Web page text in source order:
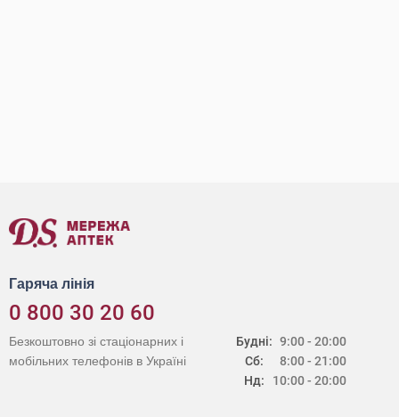
Гаряча лінія
0 800 30 20 60
Будні:
Сб:
Нд:
9:00 - 20:00
8:00 - 21:00
10:00 - 20:00
Безкоштовно зі стаціонарних і
мобільних телефонів в Україні